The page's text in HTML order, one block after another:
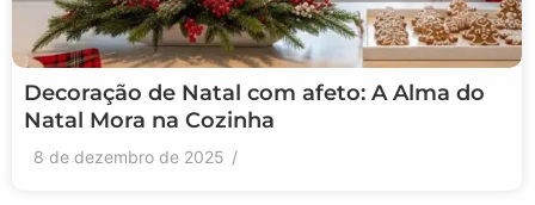
Decoração de Natal com afeto: A Alma do
Natal Mora na Cozinha
8 de dezembro de 2025 /